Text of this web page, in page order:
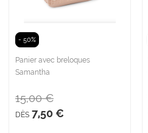
- 50%
Panier avec breloques
Samantha
DÈS 7,50 €
15,00 €